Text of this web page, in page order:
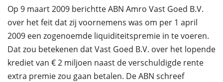
Op 9 maart 2009 berichtte ABN Amro Vast Goed B.V.
over het feit dat zij voornemens was om per 1 april
2009 een zogenoemde liquiditeitspremie in te voeren.
Dat zou betekenen dat Vast Goed B.V. over het lopende
krediet van € 2 miljoen naast de verschuldigde rente
extra premie zou gaan betalen. De ABN schreef